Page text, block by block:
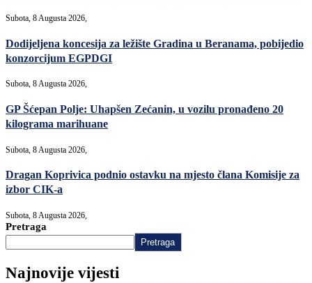
Subota, 8 Augusta 2026,
Dodijeljena koncesija za ležište Gradina u Beranama, pobijedio
konzorcijum EGPDGI
Subota, 8 Augusta 2026,
GP Šćepan Polje: Uhapšen Zećanin, u vozilu pronađeno 20
kilograma marihuane
Subota, 8 Augusta 2026,
Dragan Koprivica podnio ostavku na mjesto člana Komisije za
izbor CIK-a
Subota, 8 Augusta 2026,
Pretraga
Pretraga
Najnovije vijesti